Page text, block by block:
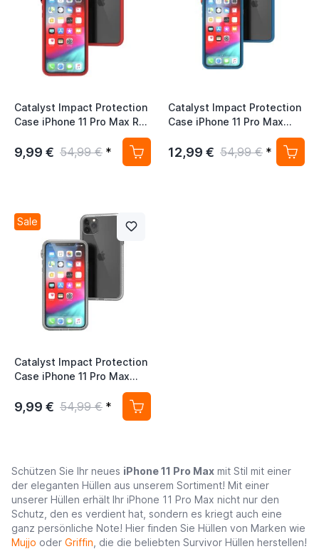
Catalyst Impact Protection
Case iPhone 11 Pro Max Rot
9,99 € 54,99 € *
Catalyst Impact Protection
Case iPhone 11 Pro Max
12,99 € 54,99 € *
Sale
Catalyst Impact Protection
Case iPhone 11 Pro Max
9,99 € 54,99 € *
Schützen Sie Ihr neues iPhone 11 Pro Max mit Stil mit einer
der eleganten Hüllen aus unserem Sortiment! Mit einer
unserer Hüllen erhält Ihr iPhone 11 Pro Max nicht nur den
Schutz, den es verdient hat, sondern es kriegt auch eine
ganz persönliche Note! Hier finden Sie Hüllen von Marken wie
Mujjo oder Griffin , die die beliebten Survivor Hüllen herstellen!